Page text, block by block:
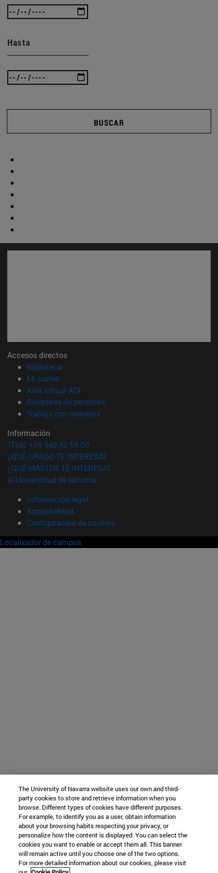
Hasta
BUSCAR
Accesos directos
Biblioteca
Mi correo(abre en nueva ventana)
Aula virtual ADI
Búsqueda de personas(abre en nueva ventana)
Trabaja con nosotros(abre en nueva ventana)
Información
TFNO +34 948 42 56 00
¿QUÉ GRADO TE INTERESA?
¿QUÉ MÁSTER TE INTERESA?
© Universidad de Navarra
Información legal
Accesibilidad
Configuración de cookies
Localizador de campus
The University of Navarra website uses our own and third-
party cookies to store and retrieve information when you
browse. Different types of cookies have different purposes.
For example, to identify you as a user, obtain information
about your browsing habits respecting your privacy, or
personalize how the content is displayed. You can select the
cookies you want to enable or accept them all. This banner
will remain active until you choose one of the two options.
For more detailed information about our cookies, please visit